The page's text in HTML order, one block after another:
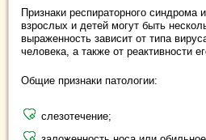
Признаки респираторного синдрома
взрослых и детей могут быть
выраженность зависит от типа
человека, а также от реактивности
Общие признаки патологии:
слезотечение;